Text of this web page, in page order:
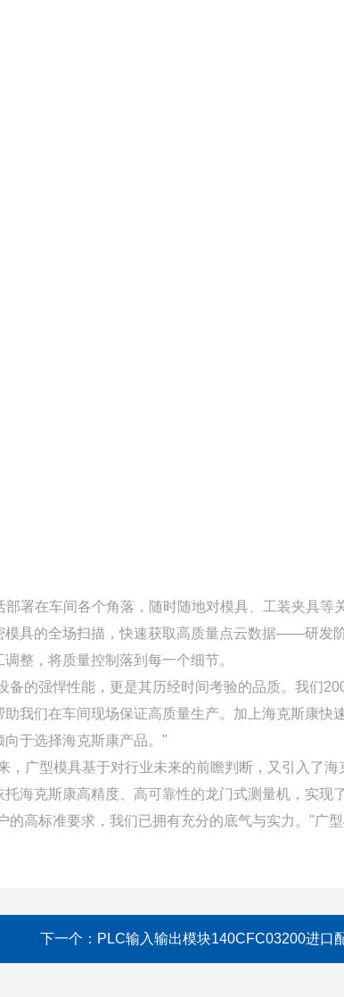
署在车间各个角落，随时随地对模具、工装夹具等
模具的全场扫描，快速获取高质量点云数据——研发
整，将质量控制落到每一个细节。
备的强悍性能，更是其历经时间考验的品质。我们
我们在车间现场保证高质量生产。加上海克斯康快
于选择海克斯康产品。"
广型模具基于对行业未来的前瞻判断，又引入了海
海克斯康高精度、高可靠性的龙门式测量机，实现
的高标准要求，我们已拥有充分的底气与实力。"广
下一个： PLC输入输出模块140CFC03200进口